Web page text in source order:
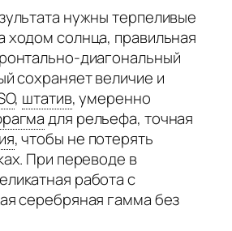
нужны терпеливые
ходом солнца, правильная
диагональный
сохраняет величие и
, штатив,умеренно
для рельефа, точная
,чтобы не потерять
При переводе в
работа с
серебряная гамма без